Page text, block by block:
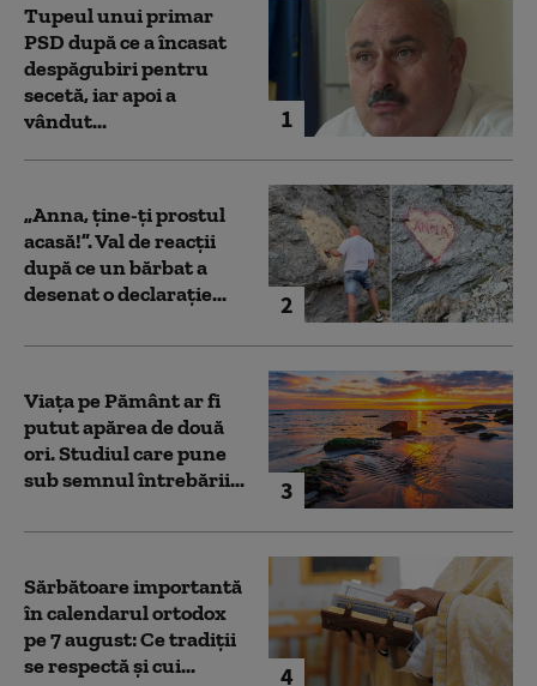
1
Tupeul unui primar
PSD după ce a încasat
despăgubiri pentru
secetă, iar apoi a
vândut...
2
„Anna, ţine-ţi prostul
acasă!”. Val de reacții
după ce un bărbat a
desenat o declarație...
3
Viața pe Pământ ar fi
putut apărea de două
ori. Studiul care pune
sub semnul întrebării...
4
Sărbătoare importantă
în calendarul ortodox
pe 7 august: Ce tradiții
se respectă și cui...